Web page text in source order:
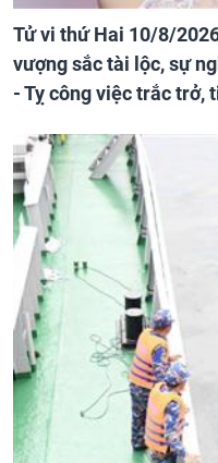
Tử vi thứ Hai 10/8/
vượng sắc tài lộc, sự
- Tỵ công việc trắc trở,